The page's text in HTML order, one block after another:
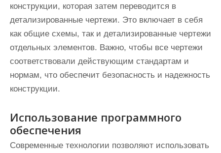
конструкции, которая затем переводится в
детализированные чертежи. Это включает в себя
как общие схемы, так и детализированные чертежи
отдельных элементов. Важно, чтобы все чертежи
соответствовали действующим стандартам и
нормам, что обеспечит безопасность и надежность
конструкции.
Использование программного
обеспечения
Современные технологии позволяют использовать